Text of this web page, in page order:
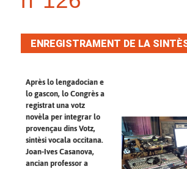
ENREGISTRAMENT DE LA
Après lo lengadocian e
lo gascon, lo Congrès a
registrat una votz
novèla per integrar lo
provençau dins Votz,
sintèsi vocala occitana.
Joan-Ives Casanova,
ancian professor a